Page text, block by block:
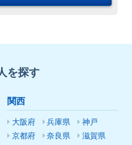
を探す
関西
大阪府 兵庫県
神戸
京都府
奈良県
滋賀県